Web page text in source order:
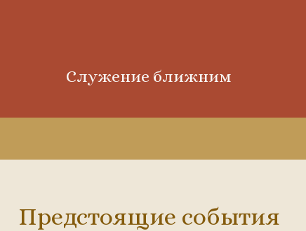
Служение ближним
Предстоящие события